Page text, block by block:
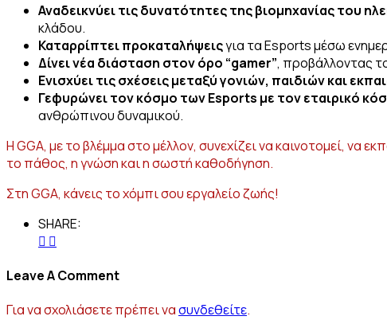
Αναδεικνύει τις δυνατότητες της βιομηχανίας του
κλάδου.
Καταρρίπτει προκαταλήψειςγια τα Esports μέσω
Δίνει νέα διάσταση στον όρο “gamer”, προβάλλοντας
Ενισχύει τις σχέσεις μεταξύ γονιών, παιδιών και
Γεφυρώνει τον κόσμο των Esports με τον εταιρικό
ανθρώπινου δυναμικού.
Η GGA, με το βλέμμα στο μέλλον, συνεχίζει να καινοτομεί, να
το πάθος, η γνώση και η σωστή καθοδήγηση.
Στη GGA, κάνεις το χόμπι σου εργαλείο ζωής!
SHARE:
Leave A Comment
Για να σχολιάσετε πρέπει νασυνδεθείτε.